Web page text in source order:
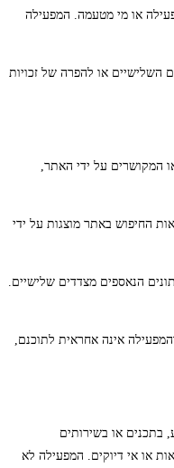
או מי מטעמה. המפעילה
או להפרה של זכויות
או המקושרים על ידי האתר,
החיפוש באתר מוצגות על ידי
הנאספים מצדדים שלישיים.
אינה אחראית לתוכנם,
בתכנים או בשירותים
או אי דיוקים. המפעילה לא